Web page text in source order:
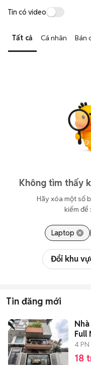
Tin có video
Tất cả Cá nhân Bán
Không tìm thấy
Hãy xóa một số
kiếm để
Laptop
Đổi khu
Tin đăng mới
Full
4 PN
18